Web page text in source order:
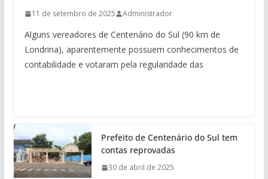
11 de setembro de 2025 Administrador
Alguns vereadores de Centenário do Sul (90 km de
Londrina), aparentemente possuem conhecimentos de
contabilidade e votaram pela regularidade das
Prefeito de Centenário do Sul tem
contas reprovadas
30 de abril de 2025